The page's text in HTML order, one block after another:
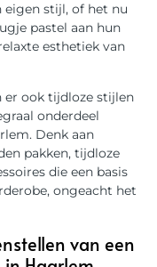
eigen stijl, of het nu
pastel aan hun
esthetiek van
er ook tijdloze stijlen
onderdeel
Denk aan
pakken, tijdloze
die een basis
ongeacht het
van een